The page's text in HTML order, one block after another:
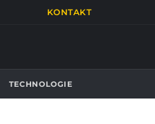
KONTAKT
TECHNOLOGIE